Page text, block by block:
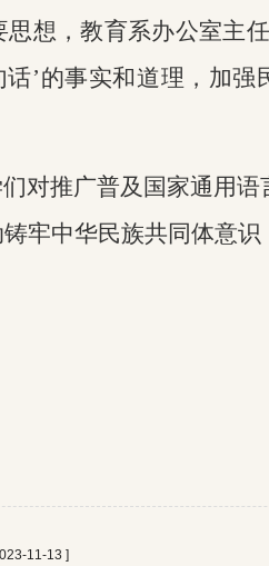
想，教育系办公室主
’的事实和道理，加强
对推广普及国家通用
牢中华民族共同体意识
11-13 ]